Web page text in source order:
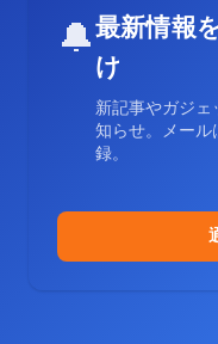
🔔最新情報
け
新記事やガジ
知らせ。メール
録。